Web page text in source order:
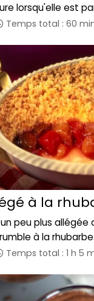
lorsqu'elle est
Temps total : 60
à la
peu plus allégée
à la rhubarbe.
Temps total : 1 h 5